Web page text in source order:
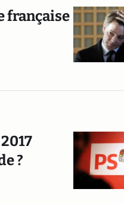
française
?